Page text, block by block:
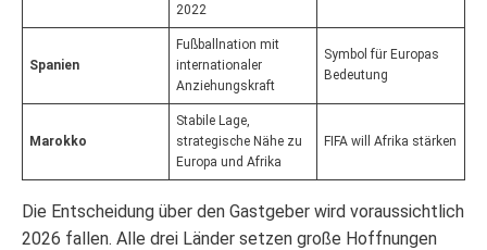
2022
Spanien
Fußballnation mit
internationaler
Anziehungskraft
Symbol für Europas
Bedeutung
Marokko
Stabile Lage,
strategische Nähe zu
Europa und Afrika
FIFA will Afrika stärken
Die Entscheidung über den Gastgeber wird voraussichtlich
2026 fallen. Alle drei Länder setzen große Hoffnungen